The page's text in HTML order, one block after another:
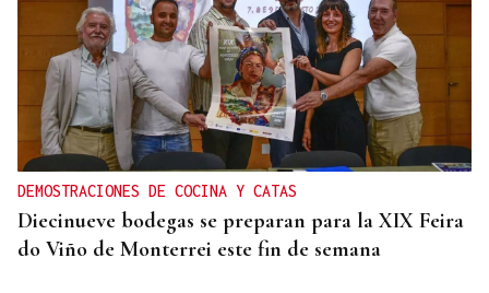
DEMOSTRACIONES DE COCINA Y CATAS
Diecinueve bodegas se preparan para la XIX Feira
do Viño de Monterrei este fin de semana